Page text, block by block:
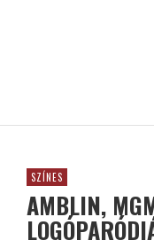
SZÍNES
AMBLIN,